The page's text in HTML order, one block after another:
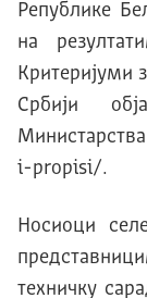
Републике
на
Kритеријуми
Србији
i-propisi/.
Носиоци
техничку